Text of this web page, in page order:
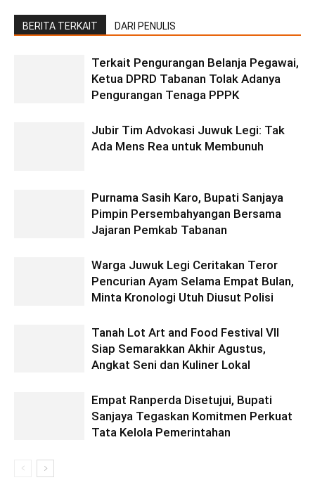
BERITA TERKAIT DARI PENULIS
Terkait Pengurangan Belanja Pegawai,
Ketua DPRD Tabanan Tolak Adanya
Pengurangan Tenaga PPPK
Jubir Tim Advokasi Juwuk Legi: Tak
Ada Mens Rea untuk Membunuh
Purnama Sasih Karo, Bupati Sanjaya
Pimpin Persembahyangan Bersama
Jajaran Pemkab Tabanan
Warga Juwuk Legi Ceritakan Teror
Pencurian Ayam Selama Empat Bulan,
Minta Kronologi Utuh Diusut Polisi
Tanah Lot Art and Food Festival VII
Siap Semarakkan Akhir Agustus,
Angkat Seni dan Kuliner Lokal
Empat Ranperda Disetujui, Bupati
Sanjaya Tegaskan Komitmen Perkuat
Tata Kelola Pemerintahan